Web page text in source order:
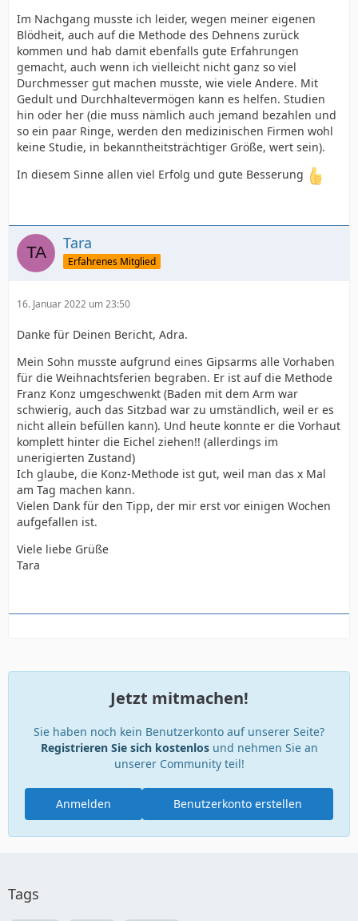
Im Nachgang musste ich leider, wegen meiner eigenen
Blödheit, auch auf die Methode des Dehnens zurück
kommen und hab damit ebenfalls gute Erfahrungen
gemacht, auch wenn ich vielleicht nicht ganz so viel
Durchmesser gut machen musste, wie viele Andere. Mit
Gedult und Durchhaltevermögen kann es helfen. Studien
hin oder her (die muss nämlich auch jemand bezahlen und
so ein paar Ringe, werden den medizinischen Firmen wohl
keine Studie, in bekanntheitsträchtiger Größe, wert sein).
In diesem Sinne allen viel Erfolg und gute Besserung
Tara
Erfahrenes Mitglied
16. Januar 2022 um 23:50
Danke für Deinen Bericht, Adra.
Mein Sohn musste aufgrund eines Gipsarms alle Vorhaben
für die Weihnachtsferien begraben. Er ist auf die Methode
Franz Konz umgeschwenkt (Baden mit dem Arm war
schwierig, auch das Sitzbad war zu umständlich, weil er es
nicht allein befüllen kann). Und heute konnte er die Vorhaut
komplett hinter die Eichel ziehen!! (allerdings im
unerigierten Zustand)
Ich glaube, die Konz-Methode ist gut, weil man das x Mal
am Tag machen kann.
Vielen Dank für den Tipp, der mir erst vor einigen Wochen
aufgefallen ist.
Viele liebe Grüße
Tara
Jetzt mitmachen!
Sie haben noch kein Benutzerkonto auf unserer Seite?
Registrieren Sie sich kostenlosund nehmen Sie an
unserer Community teil!
Benutzerkonto erstellen
Anmelden
Tags